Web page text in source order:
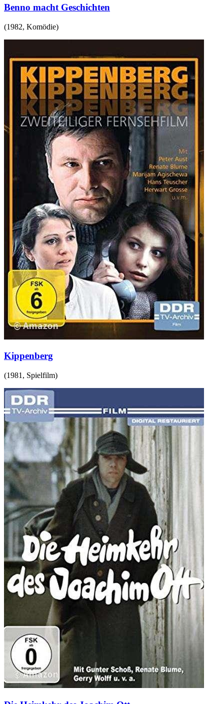
Benno macht Geschichten
(1982, Komödie)
Kippenberg
(1981 , Spielfilm)